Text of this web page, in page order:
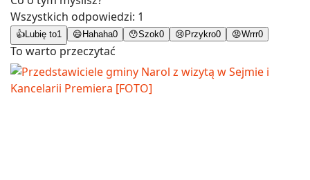
Wszystkich odpowiedzi: 1
👍 Lubię to1 😄 Hahaha0 😯Szok0 😢 Przykro0 😡Wrrr0
To warto przeczytać